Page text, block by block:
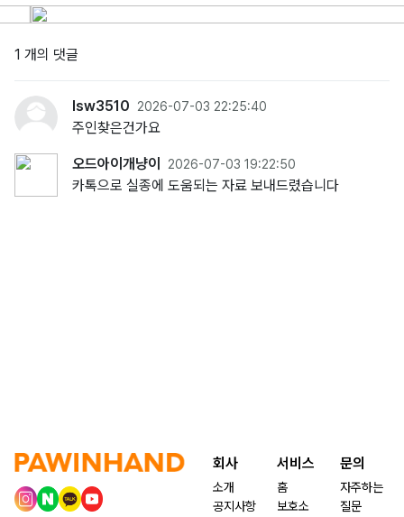
1 개의 댓글
lsw3510 2026-07-03 22:25:40
주인찾은건가요
오드아이개냥이 2026-07-03 19:22:50
카톡으로 실종에 도움되는 자료 보내드렸습니다
회사
소개
공지사항
서비스
홈
보호소
문의
자주하는
질문